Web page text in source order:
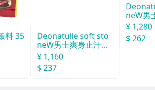
料 35
Deonatulle soft sto
neW男士爽身止汗石
消臭石２０ｇ
¥ 1,160
$ 237
neW男
汗石 中
¥ 1,280
$ 262